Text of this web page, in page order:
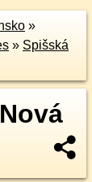
»
» Spišská